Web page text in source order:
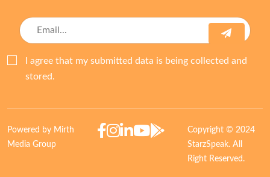
I agree that my submitted data is being collected and
stored.
Powered by Mirth
Media Group
Copyright © 2024
StarzSpeak. All
Right Reserved.